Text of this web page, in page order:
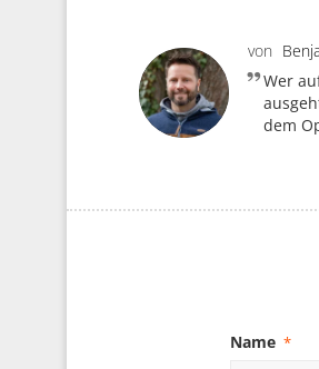
von
Wer
dem
Name *